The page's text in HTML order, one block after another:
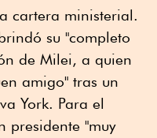
cartera ministerial.
su "completo
de Milei, a quien
amigo" tras un
York. Para el
presidente "muy